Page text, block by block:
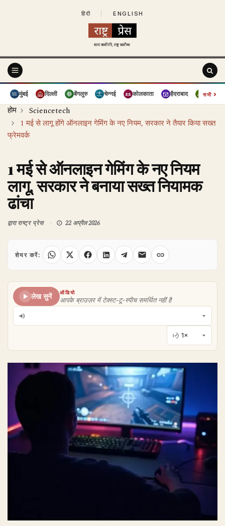
हिंदी ENGLISH
मुंबई दिल्ली बेंगलुरु चेन्नई कोलकाता हैदराबाद पुणे
सभी›
होम
Sciencetech
1 मई से लागू होंगे ऑनलाइन गेमिंग के नए नियम, सरकार ने तैयार किया सख्त
फ्रेमवर्क
1 मई से ऑनलाइन गेमिंग के नए नियम
लागू, सरकार ने बनाया सख्त नियामक
ढांचा
द्वाराराष्ट्र प्रेस 22 अप्रैल 2026
शेयर करें:
लेख सुनें
ऑडियो
आपके ब्राउज़र में टेक्स्ट-टू-स्पीच समर्थित नहीं है